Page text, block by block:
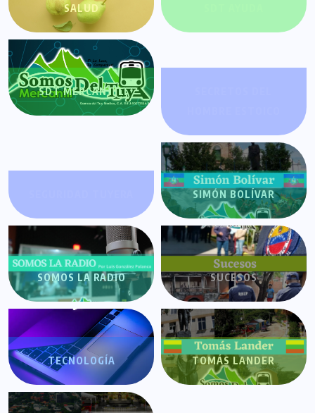
SALUD
SDT MERCANTIL
SIMÓN BOLÍVAR
SOMOS LA RADIO SUCESOS
TECNOLOGÍA TOMÁS LANDER